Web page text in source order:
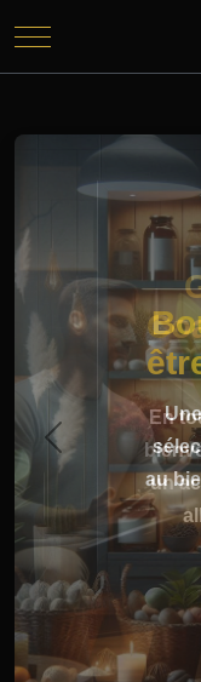
Mobile Menu Toggle
En
un
Previous